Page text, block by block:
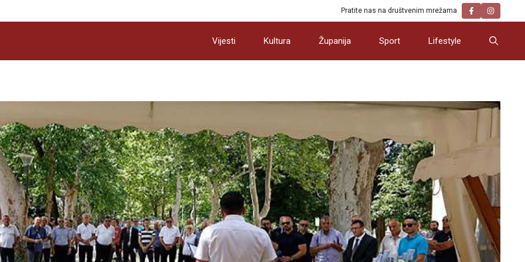
Pratite nas na društvenim mrežama
Vijesti Kultura Županija Sport Lifestyle